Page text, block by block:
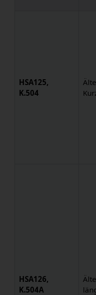
HSA125,
K.504
HSA126,
K.504A